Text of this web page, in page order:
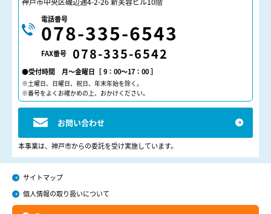
電話番号
078-335-6543
FAX番号 078-335-6542
●受付時間 月～金曜日［ 9：00～17：00 ］
※土曜日、日曜日、祝日、年末年始を除く。
※番号をよくお確かめの上、おかけください。
お問い合わせ
本事業は、神戸市からの委託を受け実施しています。
サイトマップ
個人情報の取り扱いについて